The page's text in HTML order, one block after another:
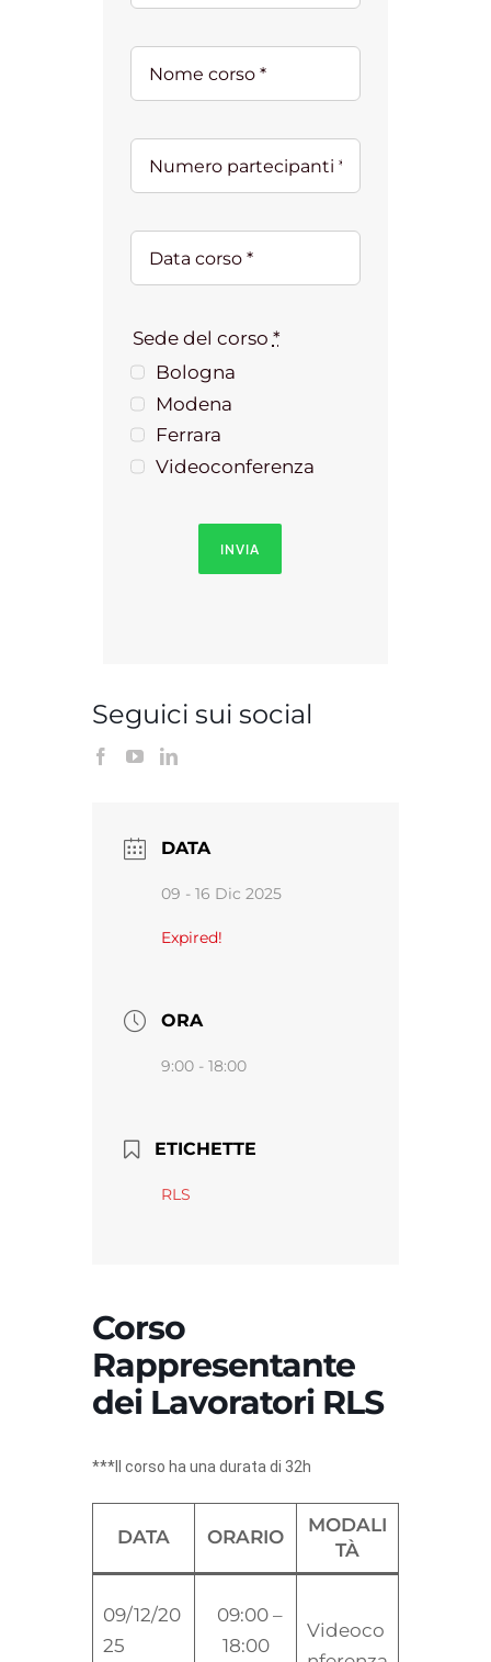
Sede del corso *
Bologna
Modena
Ferrara
Videoconferenza
INVIA
Seguici sui social
DATA
09 - 16 Dic 2025
Expired!
ORA
9:00 - 18:00
ETICHETTE
RLS
Corso
Rappresentante
dei Lavoratori RLS
***Il corso ha una durata di 32h
DATA ORARIO
MODALI
TÀ
09/12/20
25
09:00 –
18:00
Videoco